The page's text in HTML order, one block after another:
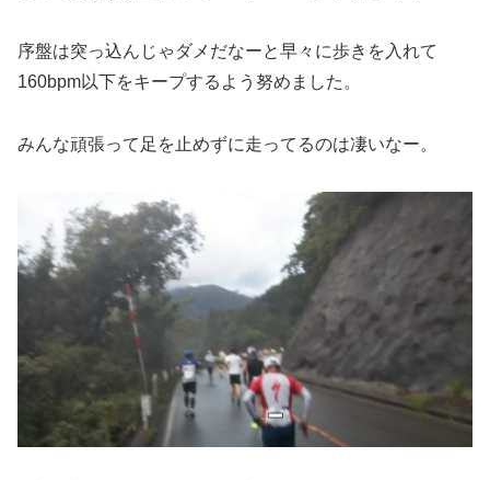
序盤は突っ込んじゃダメだなーと早々に歩きを入れて
160bpm以下をキープするよう努めました。
みんな頑張って足を止めずに走ってるのは凄いなー。